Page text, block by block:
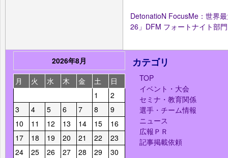
DetonatioN FocusMe：世界
26」DFM フォートナイト部
2026年8月
月
火 水 木 金 土
日
1
2
3
4 5 6 7 8
9
10
11 12 13 14 15
16
17
18 19 20 21 22
23
24
25 26 27 28 29
30
カテゴリ
TOP
イベント・大会
セミナ・教育関係
選手・チーム情報
ニュース
広報ＰＲ
記事掲載依頼